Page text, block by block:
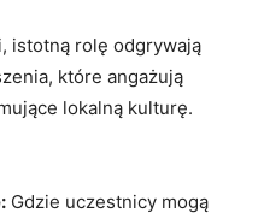
istotną rolę odgrywają
które angażują
lokalną kulturę.
Gdzie uczestnicy mogą